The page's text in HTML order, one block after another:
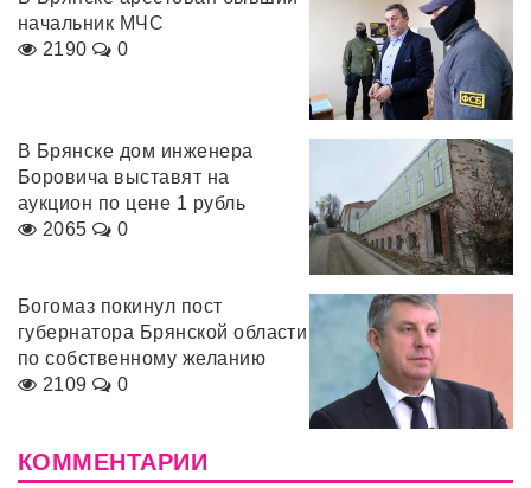
начальник МЧС
2190
0
В Брянске дом инженера
Боровича выставят на
аукцион по цене 1 рубль
2065
0
Богомаз покинул пост
губернатора Брянской области
по собственному желанию
2109
0
КОММЕНТАРИИ